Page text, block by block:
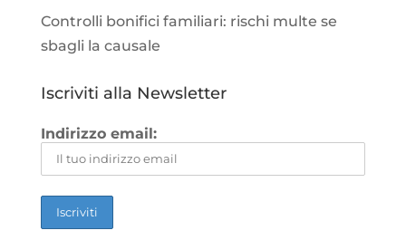
Controlli bonifici familiari: rischi multe se
sbagli la causale
Iscriviti alla Newsletter
Indirizzo email: